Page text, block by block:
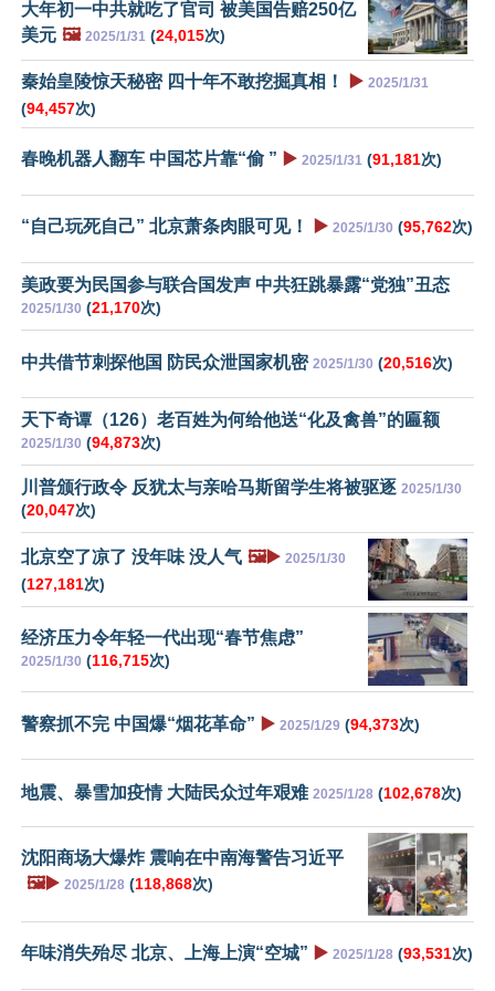
大年初一中共就吃了官司 被美国告赔250亿
美元 🖼️ 2025/1/31 (24,015次)
秦始皇陵惊天秘密 四十年不敢挖掘真相！ ▶️ 2025/1/31
(94,457次)
春晚机器人翻车 中国芯片靠“偷 ” ▶️ 2025/1/31 (91,181次)
“自己玩死自己” 北京萧条肉眼可见！ ▶️ 2025/1/30 (95,762次)
美政要为民国参与联合国发声 中共狂跳暴露“党独”丑态
2025/1/30 (21,170次)
中共借节刺探他国 防民众泄国家机密 2025/1/30 (20,516次)
天下奇谭（126）老百姓为何给他送“化及禽兽”的匾额
2025/1/30 (94,873次)
川普颁行政令 反犹太与亲哈马斯留学生将被驱逐 2025/1/30
(20,047次)
北京空了凉了 没年味 没人气 🖼️▶️ 2025/1/30
(127,181次)
经济压力令年轻一代出现“春节焦虑”
2025/1/30 (116,715次)
警察抓不完 中国爆“烟花革命” ▶️ 2025/1/29 (94,373次)
地震、暴雪加疫情 大陆民众过年艰难 2025/1/28 (102,678次)
沈阳商场大爆炸 震响在中南海警告习近平
🖼️▶️ 2025/1/28 (118,868次)
年味消失殆尽 北京、上海上演“空城” ▶️ 2025/1/28 (93,531次)